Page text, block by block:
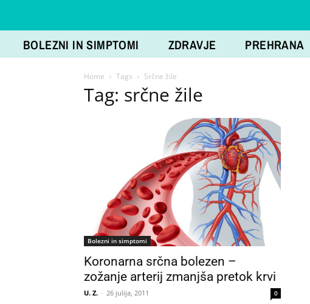
BOLEZNI IN SIMPTOMI ZDRAVJE PREHRANA
Home Tags Srčne žile
Tag: srčne žile
Bolezni in simptomi
Koronarna srčna bolezen –
zožanje arterij zmanjša pretok krvi
U. Z. - 26 julija, 2011 0